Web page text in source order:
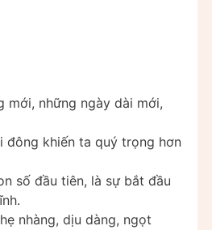
mới, những ngày dài mới,
đông khiến ta quý trọng hơn
số đầu tiên, là sự bắt đầu
nhàng, dịu dàng, ngọt